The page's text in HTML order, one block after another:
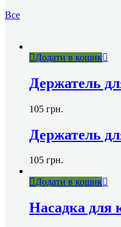
Все
Додати в кошик
Держатель
105 грн.
Держатель
105 грн.
Додати в кошик
Насадка для